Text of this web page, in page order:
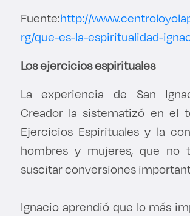
Fuente:http://
rg/que-es-la-espiritualidad-
Los ejercicios espirituales
La experiencia de San
Creador la sistematizó en el
Ejercicios Espirituales y la
hombres y mujeres, que no
suscitar conversiones
Ignacio aprendió que lo más